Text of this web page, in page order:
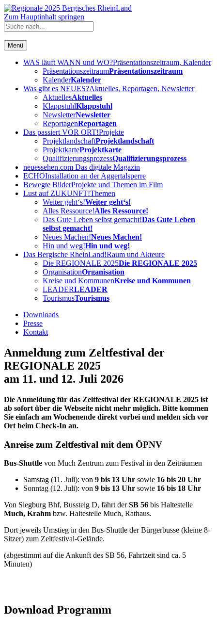
Zum Hauptinhalt springen
Menü
WAS läuft WANN und WO?Präsentationszeitraum, Kalender
PräsentationszeitraumPräsentationszeitraum
KalenderKalender
Was gibt es NEUES?Aktuelles, Reportagen, Newsletter
AktuellesAktuelles
KlappstuhlKlappstuhl
NewsletterNewsletter
ReportagenReportagen
Das passiert VOR ORT!Projekte
ProjektlandschaftProjektlandschaft
ProjektkarteProjektkarte
QualifizierungsprozessQualifizierungsprozess
neuessehen.com Das digitale Magazin
ECHOInstallation an der Aggertalsperre
Bewegte BilderProjekte und Themen im Film
Lust auf ZUKUNFT!Themen
Weiter geht‘s!Weiter geht‘s!
Alles Ressource!Alles Ressource!
Das Gute Leben selbst gemacht!Das Gute Leben
selbst gemacht!
Neues Machen!Neues Machen!
Hin und weg!Hin und weg!
Das Bergische RheinLand!Raum und Akteure
Die REGIONALE 2025Die REGIONALE 2025
OrganisationOrganisation
Kreise und KommunenKreise und Kommunen
LEADERLEADER
TourismusTourismus
Downloads
Presse
Kontakt
Anmeldung zum Zeltfestival der
REGIONALE 2025
am 11. und 12. Juli 2026
Die Anmeldung für das Zeltfestival der REGIONALE 2025 ist
ab sofort über die Webseite nicht mehr möglich. Bitte kommen
Sie einfach am Wochenende direkt vorbei und melden sich vor
Ort beim Check-In an.
Anreise zum Zeltfestival mit dem ÖPNV
Bus-Shuttle von Much Zentrum zum Festival in den Zeiträumen
Samstag (11. Juli): von 9 bis 13 Uhr sowie 16 bis 20 Uhr
Sonntag (12. Juli): von 9 bis 13 Uhr sowie 16 bis 18 Uhr
Von Siegburg Bhf, Bussteig D, fährt derSB 56 bis Haltestelle
Much, Krahm bzw. Haltestelle Much, Rathaus.
Dort jeweils Umstieg in den Bus-Shuttle der Bürgerbusse (kleine 8-
Sitzer) zum Zeltfestival-Gelände.
(abgestimmt auf die Ankunft des SB 56, Fahrtzeit sind ca. 5
Minuten)
Download Programm